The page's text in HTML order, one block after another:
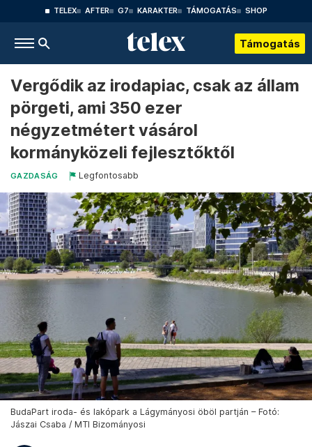
TELEX AFTER G7 KARAKTER TÁMOGATÁS SHOP
Támogatás
Vergődik az irodapiac, csak az állam
pörgeti, ami 350 ezer
négyzetmétert vásárol
kormányközeli fejlesztőktől
GAZDASÁG Legfontosabb
BudaPart iroda- és lakópark a Lágymányosi öböl partján – Fotó:
Jászai Csaba / MTI Bizományosi